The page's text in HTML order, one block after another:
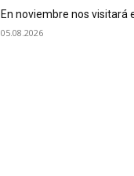
En noviembre nos visitará
05.08.2026